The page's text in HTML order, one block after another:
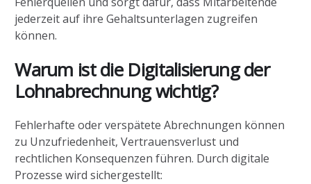
jederzeit auf ihre Gehaltsunterlagen zugreifen
können.
Warum ist die Digitalisierung der
Lohnabrechnung wichtig?
Fehlerhafte oder verspätete Abrechnungen können
zu Unzufriedenheit, Vertrauensverlust und
rechtlichen Konsequenzen führen. Durch digitale
Prozesse wird sichergestellt: